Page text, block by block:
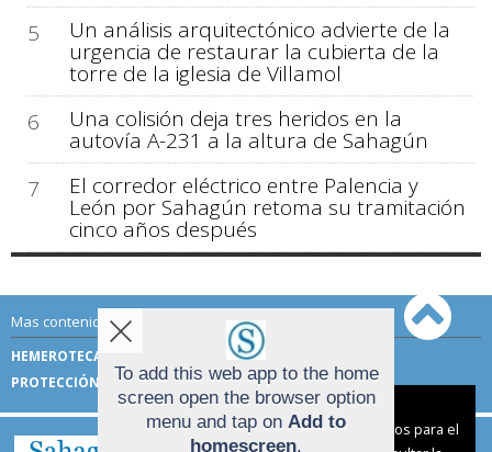
5
Un análisis arquitectónico advierte de la
urgencia de restaurar la cubierta de la
torre de la iglesia de Villamol
6
Una colisión deja tres heridos en la
autovía A-231 a la altura de Sahagún
7
El corredor eléctrico entre Palencia y
León por Sahagún retoma su tramitación
cinco años después
Mas contenido de Sahagún Digital:
HEMEROTECA
TÉRMINOS DE USO
PROTECCIÓN DE DATOSTo add this web app to the home
screen open the browser option
menu and tap on Add to
homescreen.
Aviso sobre el Uso de cookies:
Utilizamos cookies nuestras y de terceros para el